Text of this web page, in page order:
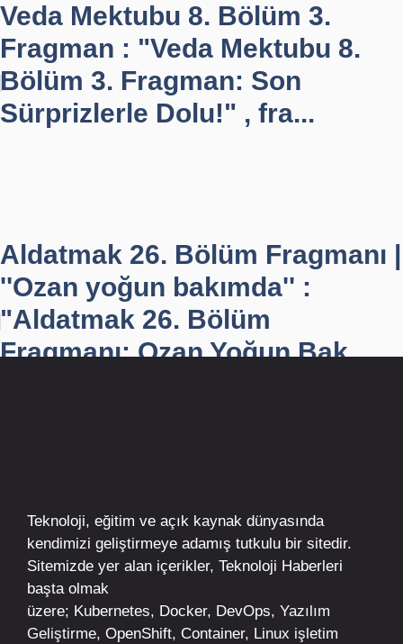
Veda Mektubu 8. Bölüm 3.
Fragman : "Veda Mektubu 8.
Bölüm 3. Fragman: Son
Sürprizlerle Dolu!" , fra...
Aldatmak 26. Bölüm Fragmanı |
''Ozan yoğun bakımda'' :
"Aldatmak 26. Bölüm
Fragmanı: Ozan Yoğun Bak...
Teknoloji, eğitim ve açık kaynak dünyasında
kendimizi geliştirmeye adamış tutkulu bir sitedir.
Sitemizde yer alan içerikler, Teknoloji Haberleri
başta olmak
üzere; Kubernetes, Docker, DevOps, Yazılım
Geliştirme, OpenShift, Container, Linux işletim